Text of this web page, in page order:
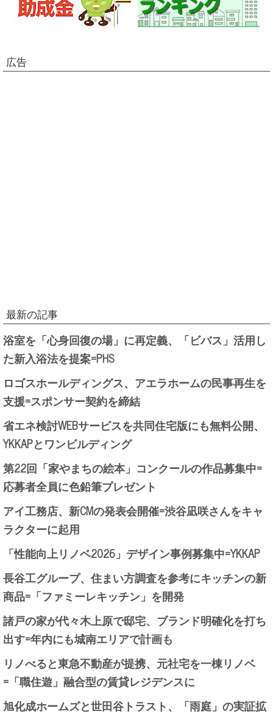
広告
最新の記事
浴室を「心身回復の場」に再定義、「ビバス」活用し
た新入浴法を提案=PHS
ロゴスホールディングス、アエラホームの民事再生を
支援=スポンサー契約を締結
省エネ検討WEBサービスを共同住宅版にも無料公開、
YKKAPとワンビルディング
第22回「家やまちの絵本」コンクールの作品募集中=
応募者全員に色鉛筆プレゼント
アイ工務店、新CMの発表会開催=渋谷凪咲さんをキャ
ラクターに起用
「性能向上リノベ2026」デザイン事例募集中=YKKAP
長谷工グループ、住まい方調査を参考にキッチンの新
商品=「ファミーレキッチン」を開発
諸戸の家が代々木上原で邸宅、ブランド明確化を打ち
出す=年内にも城南エリアで計画も
リノべると東急不動産が提携、元社宅を一棟リノベ
=「職住遊」融合型の賃貸レジデンスに
旭化成ホームズと世田谷トラスト、「雨庭」の実証拡